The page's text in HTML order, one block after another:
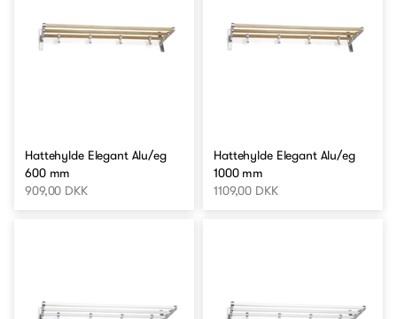
Hattehylde Elegant Alu/eg
600 mm
909,00 DKK
Hattehylde Elegant Alu/eg
1000 mm
1109,00 DKK